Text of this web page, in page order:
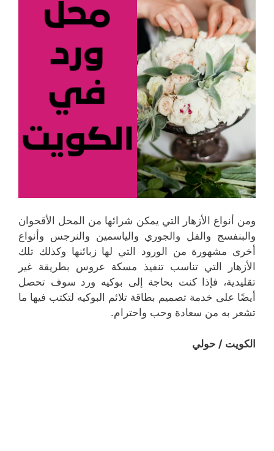
ومن أنواع الأزهار التي يمكن شرائها من المحل الأقحوان
والبنفسج والفل والجوري والياسمين والنرجس وأنواع
أخرى مشهورة من الورود التي لها زبائنها وكذلك تلك
الأزهار التي تناسب تنفيذ مسكة عروس بطريقة غير
تقليدية، فإذا كنت بحاجة إلى بوكيه ورد سوف تحصل
أيضًا على خدمة تصميم بطاقة تلائم البوكيه لتكتب فيها ما
تشعر به من سعادة وحب واحترام.
الكويت / حولي